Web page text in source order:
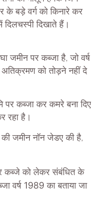
बड़े वर्ग को किनारे कर
दिलचस्पी दिखाते हैं।
जमीन पर कब्जा है, जो वर्ष
को तोड़ने नहीं दे
पर कब्जा कर कमरे बना दिए
रहा है।
जमीन नॉन जेडए की है,
कब्जे को लेकर संबंधित के
वर्ष 1989 का बताया जा